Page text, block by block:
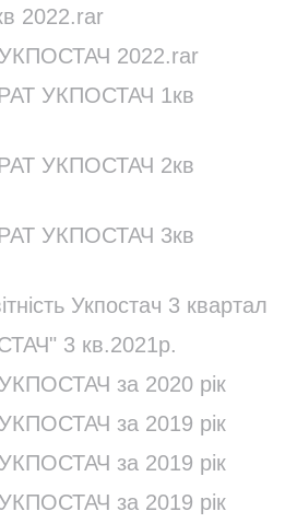
2022.rar
УКПОСТАЧ 2022.rar
УКПОСТАЧ 1кв
УКПОСТАЧ 2кв
УКПОСТАЧ 3кв
Укпостач 3 квартал
3 кв.2021р.
за 2020 рік
за 2019 рік
за 2019 рік
за 2019 рік